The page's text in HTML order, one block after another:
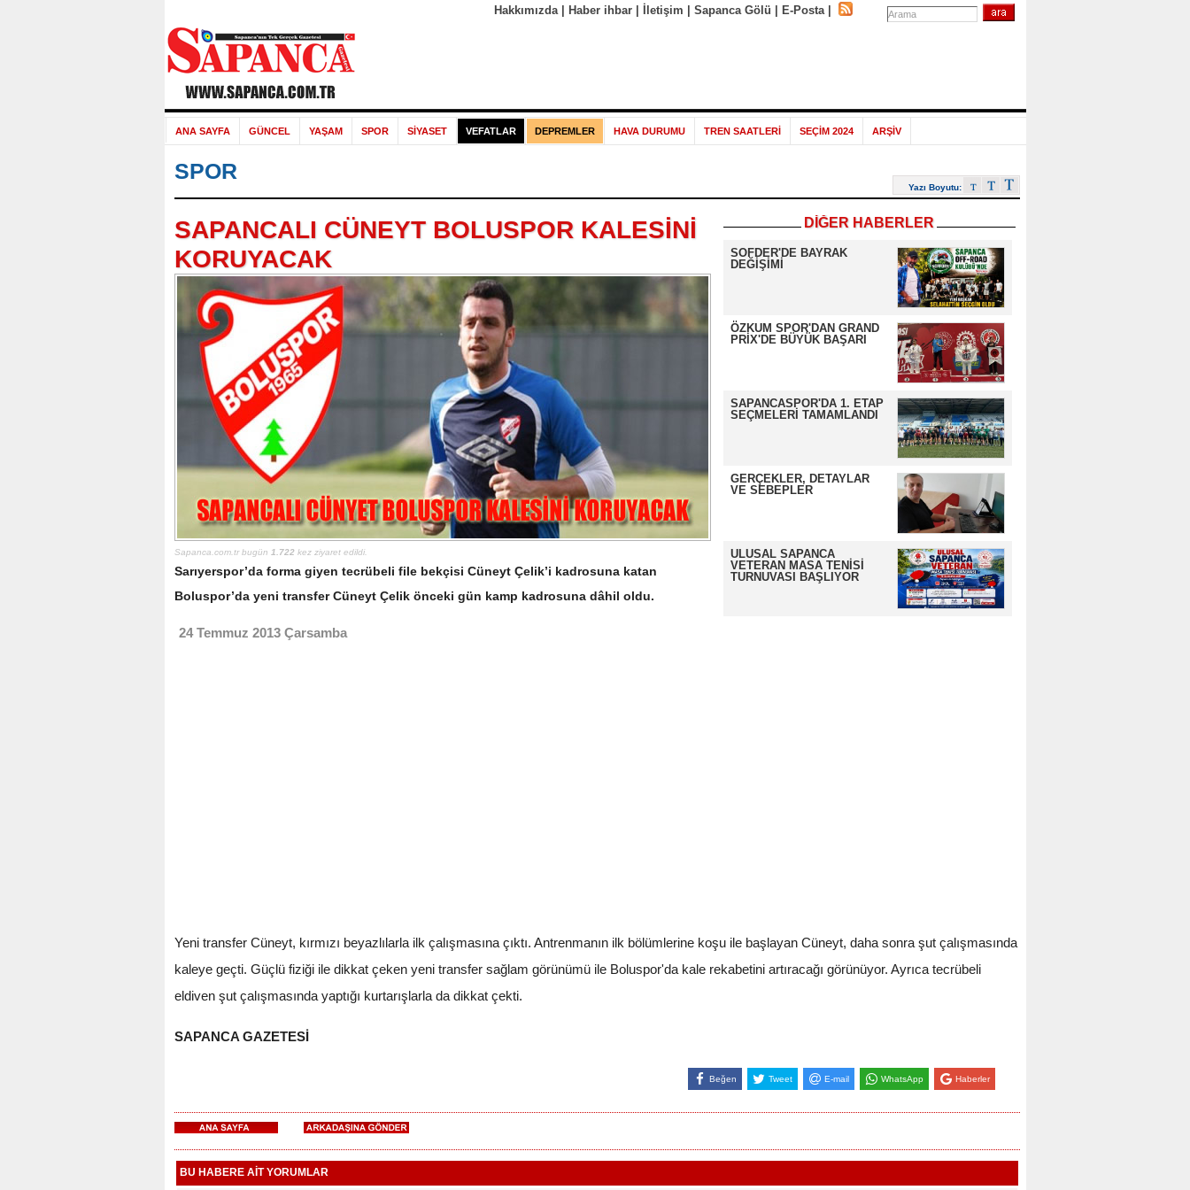
Hakkımızda| Haber ihbar| İletişim Sapanca Gölü E-Posta|
ANA SAYFA GÜNCEL YAŞAM SPOR SİYASET VEFATLAR DEPREMLER HAVA DURUMU TREN SAATLERİ SEÇİM 2024 ARŞİV
SPOR
Yazı Boyutu:
DİĞER HABERLER
SOFDER'DE BAYRAK
DEĞİŞİMİ
ÖZKUM SPOR'DAN GRAND
PRİX'DE BÜYÜK BAŞARI
SAPANCASPOR'DA 1. ETAP
SEÇMELERİ TAMAMLANDI
GERÇEKLER, DETAYLAR
VE SEBEPLER
ULUSAL SAPANCA
VETERAN MASA TENİSİ
TURNUVASI BAŞLIYOR
SAPANCALI CÜNEYT BOLUSPOR KALESİNİ
KORUYACAK
Sapanca.com.tr bugün 1.722kez ziyaret edildi.
Sarıyerspor’da forma giyen tecrübeli file bekçisi Cüneyt Çelik’i kadrosuna katan
Boluspor’da yeni transfer Cüneyt Çelik önceki gün kamp kadrosuna dâhil oldu.
24 Temmuz 2013 Çarsamba
Yeni transfer Cüneyt, kırmızı beyazlılarla ilk çalışmasına çıktı. Antrenmanın ilk bölümlerine koşu ile başlayan Cüneyt, daha sonra şut çalışmasında
kaleye geçti. Güçlü fiziği ile dikkat çeken yeni transfer sağlam görünümü ile Boluspor'da kale rekabetini artıracağı görünüyor. Ayrıca tecrübeli
eldiven şut çalışmasında yaptığı kurtarışlarla da dikkat çekti.
SAPANCA GAZETESİ
Beğen Tweet E-mail WhatsApp Haberler
BU HABERE AİT YORUMLAR